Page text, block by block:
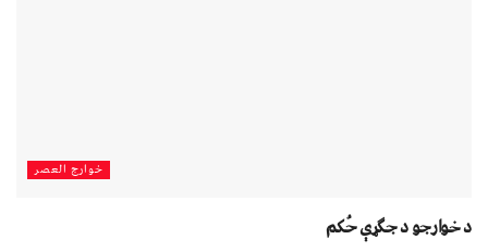
خوارج العصر
د خوارجو د جګړې حُکم